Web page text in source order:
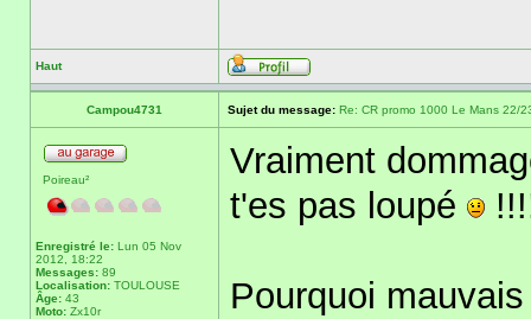
Haut
Campou4731 Sujet du message: Re: CR promo 1000 Le Mans 22/
Poireau²
Enregistré le: Lun 05 Nov
2012, 18:22
Messages: 89
Localisation: TOULOUSE
Âge: 43
Moto: Zx10r
Vraiment
t'es pas loupé
Pourquoi